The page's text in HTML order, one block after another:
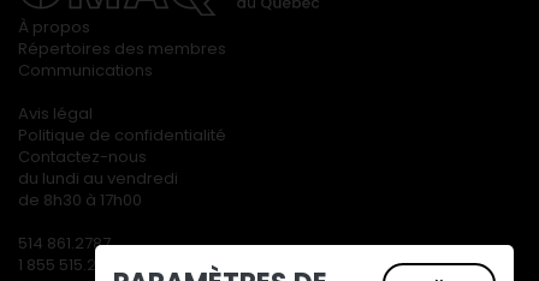
À propos
Répertoires des membres
Communications
Avis légal
Politique de confidentialité
Contactez-nous
du lundi au vendredi
de 8h30 à 17h00
514 861.2787
1 855 515.2787